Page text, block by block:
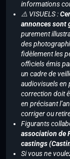
informations
⚠️ VISUELS :
annonces sont
purement
des
fidèlement les
officiels émis
un cadre de
audiovisuels en
correction doit
en précisant
corriger ou
Figurants
association de
castings
Si vous ne